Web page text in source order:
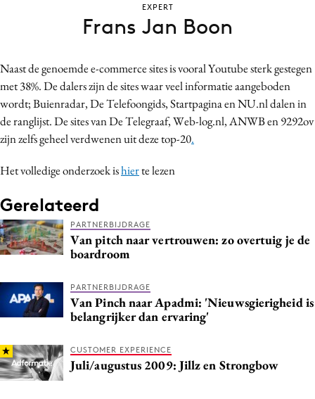
Contentmarketing
Craft
Customer Experience
Data & Insights
Digital transformation
Diversiteit
Effectiviteit
Gedragsverandering
Interne communicatie
Martech
Merkstrategie
PR
Naast de genoemde e-commerce sites is vooral Youtube sterk gestegen
met 38%. De dalers zijn de sites waar veel informatie aangeboden
wordt; Buienradar, De Telefoongids, Startpagina en NU.nl dalen in
de ranglijst. De sites van De Telegraaf, Web-log.nl, ANWB en 9292ov
zijn zelfs geheel verdwenen uit deze top-20.
Het volledige onderzoek ishierte lezen
Gerelateerd
PARTNERBIJDRAGE
Van pitch naar vertrouwen: zo overtuig je de
boardroom
PARTNERBIJDRAGE
Van Pinch naar Apadmi: 'Nieuwsgierigheid is
belangrijker dan ervaring'
CUSTOMER EXPERIENCE
Juli/augustus 2009: Jillz en Strongbow
EXPERT
Frans Jan Boon